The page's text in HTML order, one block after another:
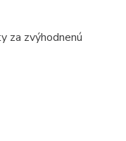
za zvýhodnenú